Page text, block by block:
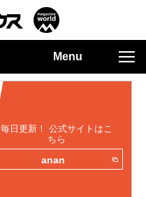
Menu
毎日更新！ 公式サイトはこ
ちら
anan